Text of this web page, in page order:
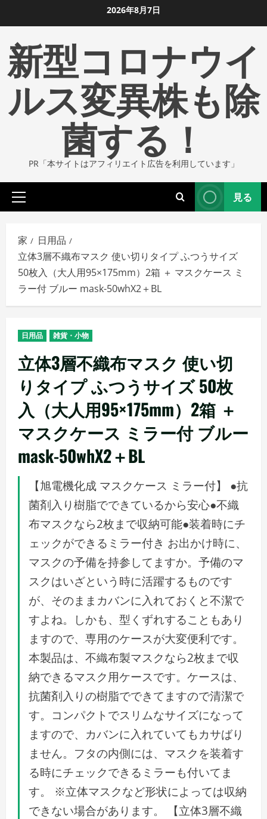
ン
ツ
ま
2026年8月7日
新型コロナウイ
ルス変異株も除
菌する！
PR「本サイトはアフィリエイト広告を利用しています」
プ
イ
マ
リ
メ
ニ
ュ
見る
家
日用品
立体3層不織布マスク 使い切りタイプ ふつうサイズ
50枚入（大人用95×175mm）2箱 ＋ マスクケース ミ
ラー付 ブルー mask-50whX2＋BL
日用品 雑貨・小物
立体3層不織布マスク 使い切
りタイプ ふつうサイズ 50枚
入（大人用95×175mm）2箱 ＋
マスクケース ミラー付 ブルー
mask-50whX2＋BL
【旭電機化成 マスクケース ミラー付】 ●抗
菌剤入り樹脂でできているから安心●不織
布マスクなら2枚まで収納可能●装着時にチ
ェックができるミラー付き お出かけ時に、
マスクの予備を持参してますか。予備のマ
スクはいざという時に活躍するものです
が、そのままカバンに入れておくと不潔で
すよね。しかも、型くずれすることもあり
ますので、専用のケースが大変便利です。
本製品は、不織布製マスクなら2枚まで収
納できるマスク用ケースです。ケースは、
抗菌剤入りの樹脂でできてますので清潔で
す。コンパクトでスリムなサイズになって
ますので、カバンに入れていてもカサばり
ません。フタの内側には、マスクを装着す
る時にチェックできるミラーも付いてま
す。 ※立体マスクなど形状によっては収納
できない場合があります。 【立体3層不織